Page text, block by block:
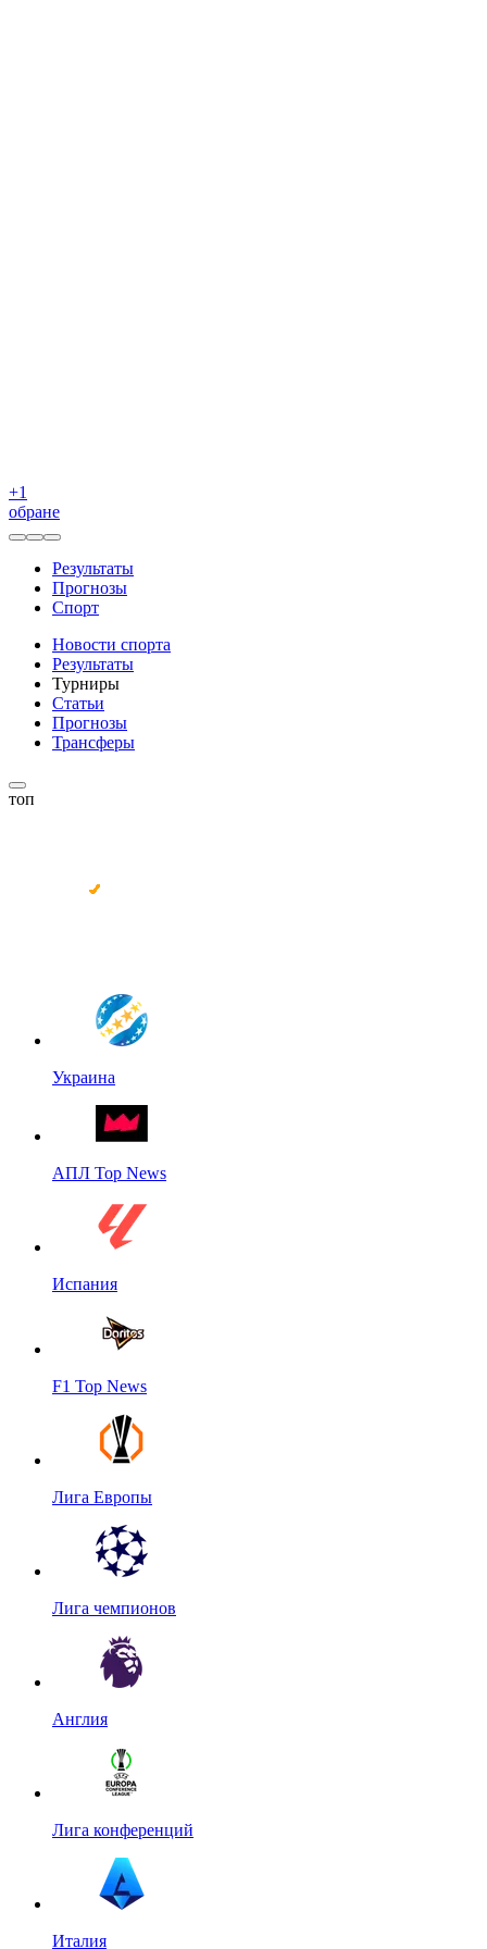
+1
обране
Результаты
Прогнозы
Спорт
Новости спорта
Результаты
Турниры
Статьи
Прогнозы
Трансферы
топ
Украина
АПЛ Top News
Испания
F1 Top News
Лига Европы
Лига чемпионов
Англия
Лига конференций
Италия